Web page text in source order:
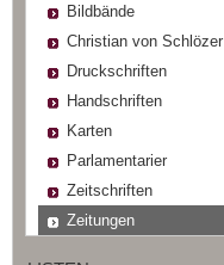
Bildbände
Christian von Schlözer
Druckschriften
Handschriften
Karten
Parlamentarier
Zeitschriften
Zeitungen